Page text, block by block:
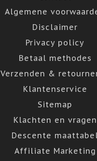
Algemene
Disclaimer
Privacy policy
Betaal methodes
Verzenden &
Klantenservice
Sitemap
Klachten en vragen
Descente
Affiliate Marketing